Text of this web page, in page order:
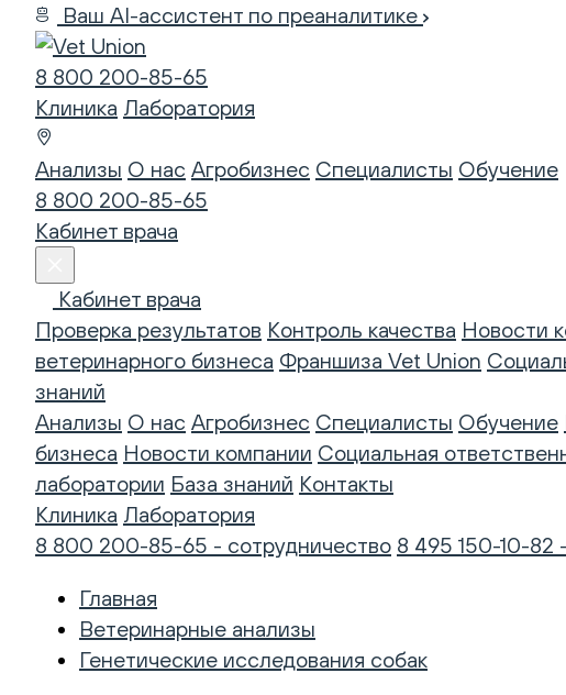
Ваш AI-ассистент по преаналитике
8 800 200-85-65
Клиника Лаборатория
Анализы О нас Агробизнес Специалисты Обучение
8 800 200-85-65
Кабинет врача
Кабинет врача
Проверка результатов Контроль качества Новости
ветеринарного бизнеса Франшиза Vet Union
знаний
Анализы О нас Агробизнес Специалисты Обучение
бизнеса Новости компании Социальная
лаборатории База знаний Контакты
Клиника Лаборатория
8 800 200-85-65 - сотрудничество 8 495 150-10-82
Главная
Ветеринарные анализы
Генетические исследования собак